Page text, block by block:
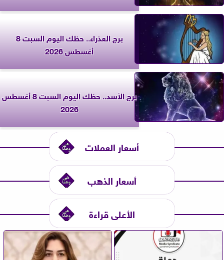
برج العذراء.. حظك اليوم السبت 8
أغسطس 2026
برج الأسد.. حظك اليوم السبت 8 أغسطس
2026
أسعار العملات
أسعار الذهب
الأعلى قراءة